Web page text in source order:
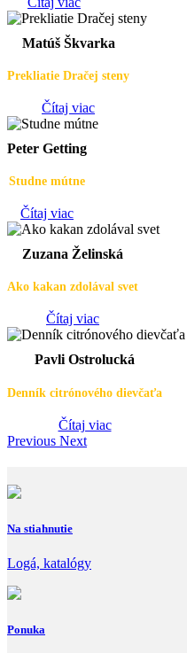
Matúš Škvarka
Prekliatie Dračej steny
Čítaj viac
Peter Getting
Studne mútne
Čítaj viac
Zuzana Želinská
Ako kakan zdolával svet
Čítaj viac
Pavli Ostrolucká
Denník citrónového dievčaťa
Čítaj viac
Previous Next
Na stiahnutie
Logá, katalógy
Ponuka